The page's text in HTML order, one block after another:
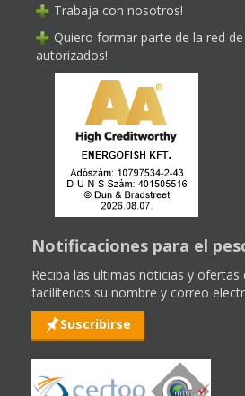
Trabaja con nosotros!
Quiero formar parte de la red
autorizados!
Notificaciones para el
Reciba las ultimas noticias y ofertas
facilitenos su nombre y correo
Suscribirse